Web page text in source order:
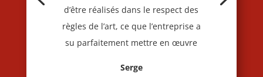
d’être réalisés dans le respect des
règles de l’art, ce que l’entreprise a
su parfaitement mettre en œuvre
Serge